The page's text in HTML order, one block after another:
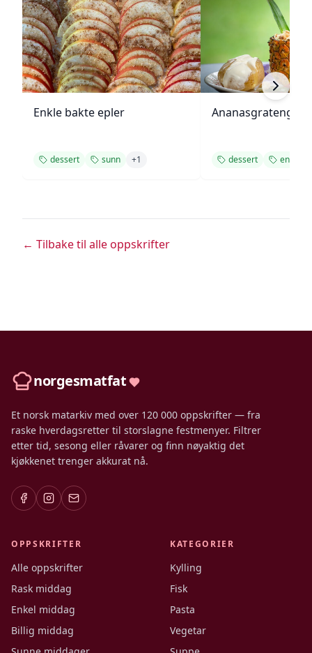
Enkle bakte epler
dessert sunn +1
Ananasgrateng
dessert enkel
← Tilbake til alle oppskrifter
norgesmatfat
Et norsk matarkiv med over 120 000 oppskrifter — fra
raske hverdagsretter til storslagne festmenyer. Filtrer
etter tid, sesong eller råvarer og finn nøyaktig det
kjøkkenet trenger akkurat nå.
OPPSKRIFTER
Alle oppskrifter
Rask middag
Enkel middag
Billig middag
KATEGORIER
Kylling
Fisk
Pasta
Vegetar